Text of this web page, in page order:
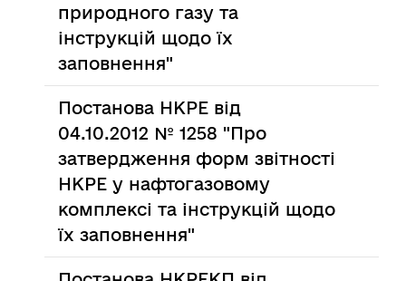
природного газу та
інструкцій щодо їх
заповнення"
Постанова НКРЕ від
04.10.2012 № 1258 "Про
затвердження форм звітності
НКРЕ у нафтогазовому
комплексі та інструкцій щодо
їх заповнення"